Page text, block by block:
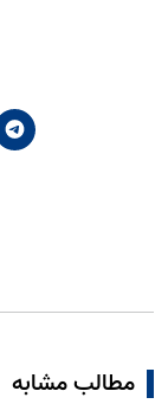
مطالب مشابه